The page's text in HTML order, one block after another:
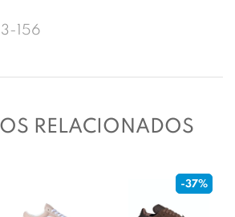
156
RELACIONADOS
-37%